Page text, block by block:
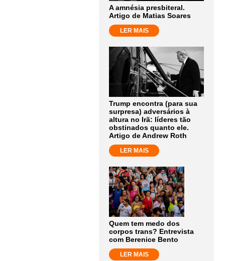
A amnésia presbiteral.
Artigo de Matias Soares
LER MAIS
Trump encontra (para sua
surpresa) adversários à
altura no Irã: líderes tão
obstinados quanto ele.
Artigo de Andrew Roth
LER MAIS
Quem tem medo dos
corpos trans? Entrevista
com Berenice Bento
LER MAIS